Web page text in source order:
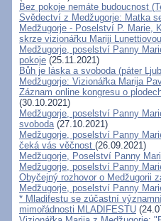
Bez pokoje nemáte budoucnost
Svědectví z Medžugorje: Matka
Medžugorje - Poselství P. Marie,
skrze vizionářku Mariji
Medžugorje, poselství Panny
pokoje (25.11.2021)
Bůh je láska a svoboda (páter
Medžugorje: Vizionářka Marija
Záznam online kongresu o
(30.10.2021)
Medžugorje, poselství Panny
svoboda(27.10.2021)
Medžugorje, poselství Panny
čeká vás věčnost (26.09.2021)
Medžugorje, Poselství Panny
Medžugorje, poselství Panny
Obyčejný rozhovor o Medžugorii
Medžugorje, poselství Panny
* Mladifestu se zúčastní
mimořádnosti MLADIFESTU